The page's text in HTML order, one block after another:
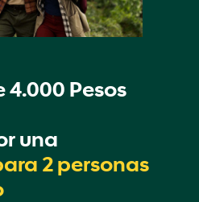
Pesos
una
2 personas